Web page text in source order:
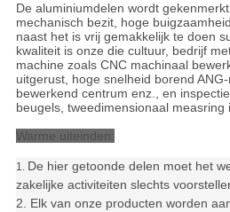
De aluminiumdelen wordt
mechanisch bezit, hoge
naast het is vrij gemakkelijk te doen
kwaliteit is onze die cultuur, bedrijf
machine zoals CNC machinaal
uitgerust, hoge snelheid borend
bewerkend centrum enz., en
beugels, tweedimensionaal
Warme uiteinden:
1. De hier getoonde delen moet het
zakelijke activiteiten slechts
2. Elk van onze producten worden